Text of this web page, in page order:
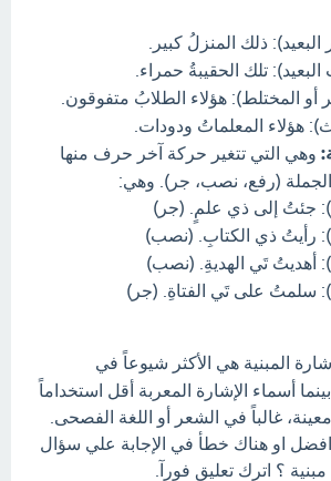
ذلك المنزلُ كبير.
تلك الحقيبةُ حمراء.
أو المختلط): هؤلاء الطلابُ متفوقون.
هؤلاء المعلماتُ ودودات.
وهي التي تتغير حركة آخر حرف منها
(رفع، نصب، جر). وهي:
جئتُ إلى ذي علمٍ. (جر)
رأيتُ ذي الكتابِ. (نصب)
أهديتُ تَي الهديةِ. (نصب)
سلمتُ على تَي الفتاةِ. (جر)
المبنية هي الأكثر شيوعاً في
أسماء الإشارة المعربة أقل استخداماً
غالباً في الشعر أو اللغة الفصحى.
افضل او هناك خطأ في الإجابة علي سؤال
؟ اترك تعليق فورآ.